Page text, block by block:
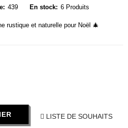
439 En stock: 6 Produits
rustique et naturelle pour Noël 🎄
LISTE DE SOUHAITS